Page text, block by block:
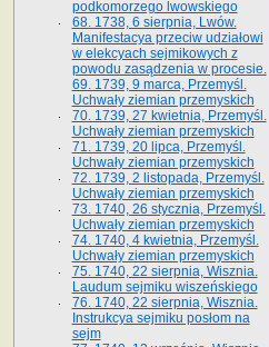
podkomorzego lwowskiego
68. 1738, 6 sierpnia, Lwów.
Manifestacya przeciw udziałowi
w elekcyach sejmikowych z
powodu zasądzenia w procesie.
69. 1739, 9 marca, Przemyśl.
Uchwały ziemian przemyskich
70. 1739, 27 kwietnia, Przemyśl.
Uchwały ziemian przemyskich
71. 1739, 20 lipca, Przemyśl.
Uchwały ziemian przemyskich
72. 1739, 2 listopada, Przemyśl.
Uchwały ziemian przemyskich
73. 1740, 26 stycznia, Przemyśl.
Uchwały ziemian przemyskich
74. 1740, 4 kwietnia, Przemyśl.
Uchwały ziemian przemyskich
75. 1740, 22 sierpnia, Wisznia.
Laudum sejmiku wiszeńskiego
76. 1740, 22 sierpnia, Wisznia.
Instrukcya sejmiku posłom na
sejm